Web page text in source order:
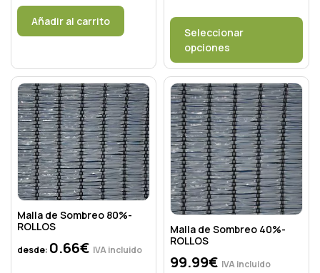
Añadir al carrito
Seleccionar
opciones
Malla de Sombreo 80%-
ROLLOS
desde: 0.66€ IVA incluido
Malla de Sombreo 40%-
ROLLOS
99.99€ IVA incluido